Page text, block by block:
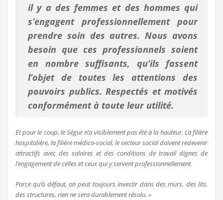
il y a des femmes et des hommes qui
s’engagent professionnellement pour
prendre soin des autres. Nous avons
besoin que ces professionnels soient
en nombre suffisants, qu’ils fassent
l’objet de toutes les attentions des
pouvoirs publics. Respectés et motivés
conformément à toute leur utilité.
Et pour le coup, le Ségur n’a visiblement pas été à la hauteur. La filière
hospitalière, la filière médico-social, le secteur social doivent redevenir
attractifs avec des salaires et des conditions de travail dignes de
l’engagement de celles et ceux qui y servent professionnellement.
Parce qu’à défaut, on peut toujours investir dans des murs, des lits,
des structures, rien ne sera durablement résolu. »